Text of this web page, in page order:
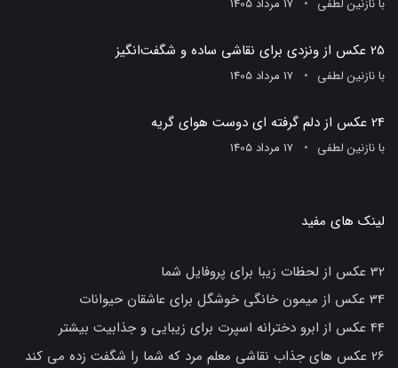
بانازنین لطفی 17 مرداد 1405
25 عکس از ونزدی برای نقاشی ساده و شگفت‌انگیز
بانازنین لطفی 17 مرداد 1405
24 عکس از دلم گرفته ای دوست هوای گریه
بانازنین لطفی 17 مرداد 1405
لینک های مفید
32 عکس از لحظات زیبا برای پروفایل شما
34 عکس از میمون خانگی خوشگل برای عاشقان حیوانات
44 عکس از ابرو دخترانه اسپرت برای زیبایی و جذابیت بیشتر
26 عکس های جذاب نقاشی معلم مرد که شما را شگفت زده می کند